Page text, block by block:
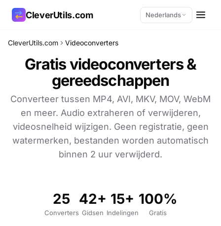
CleverUtils.com Nederlands
CleverUtils.com Videoconverters
Gratis videoconverters &
gereedschappen
Converteer tussen MP4, AVI, MKV, MOV, WebM
en meer. Audio extraheren of verwijderen,
videosnelheid wijzigen. Geen registratie, geen
watermerken, bestanden worden automatisch
binnen 2 uur verwijderd.
25
Converters
42+
Gidsen
15+
Indelingen
100%
Gratis
Link kopiëren